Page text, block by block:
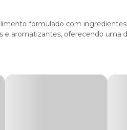
formulado com
e aromatizantes, oferecendo
cordeiro, vitaminas e minerais. Por